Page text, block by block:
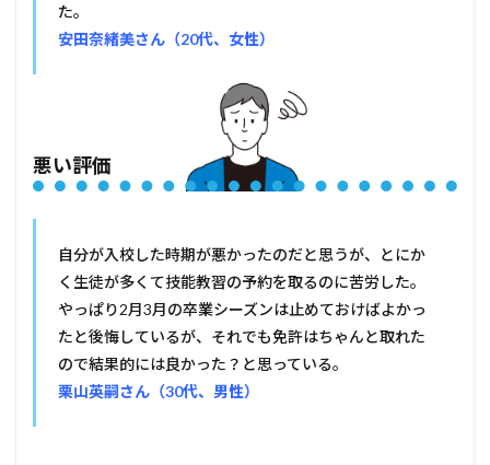
た。
安田奈緒美さん（20代、女性）
悪い評価
自分が入校した時期が悪かったのだと思うが、とにか
く生徒が多くて技能教習の予約を取るのに苦労した。
やっぱり2月3月の卒業シーズンは止めておけばよかっ
たと後悔しているが、それでも免許はちゃんと取れた
ので結果的には良かった？と思っている。
栗山英嗣さん（30代、男性）